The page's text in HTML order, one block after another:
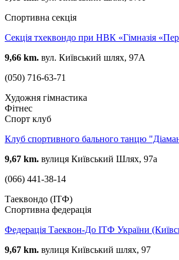
Спортивна секція
Секція тхеквондо при НВК «Гімназія
9,66 km. вул. Київський шлях, 97А
(050) 716-63-71
Художня гімнастика
Фітнес
Спорт клуб
Клуб спортивного бального танцю
9,67 km. вулиця Київський Шлях, 97а
(066) 441-38-14
Таеквондо (ІТФ)
Спортивна федерація
Федерація Таеквон-До ІТФ України
9,67 km. вулиця Київський шлях, 97